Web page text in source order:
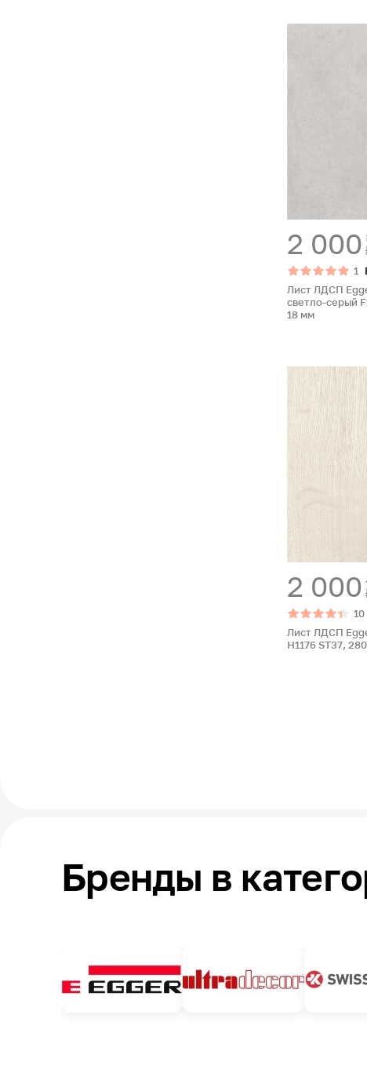
2 000
1
Лист ЛДСП
светло-серый
18 мм
2 000
10
Лист ЛДСП
H1176 ST37,
Бренды в